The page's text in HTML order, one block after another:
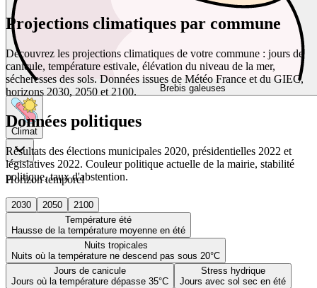
Brebis galeuses
Climat
Horizon temporel
2030 2050
2100
Température été
Hausse de la température moyenne en été
Nuits tropicales
Nuits où la température ne descend pas sous 20°C
Jours de canicule
Jours où la température dépasse 35°C
Stress hydrique
Jours avec sol sec en été
Projections climatiques par commune
Découvrez les projections climatiques de votre commune : jours de
canicule, température estivale, élévation du niveau de la mer,
sécheresses des sols. Données issues de Météo France et du GIEC,
horizons 2030, 2050 et 2100.
Données politiques
Résultats des élections municipales 2020, présidentielles 2022 et
législatives 2022. Couleur politique actuelle de la mairie, stabilité
politique, taux d'abstention.